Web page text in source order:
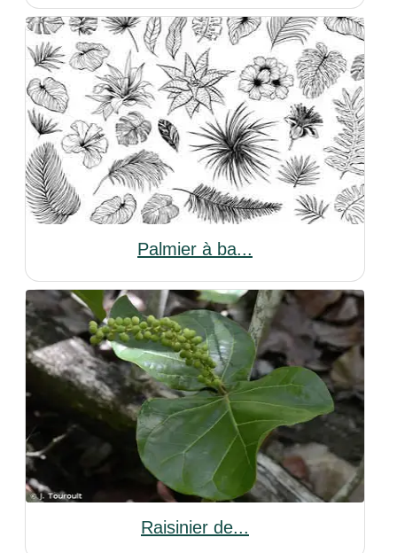
Palmier à ba...
Raisinier de...